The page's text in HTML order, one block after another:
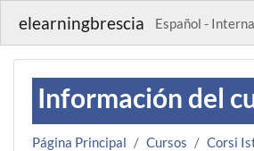
elearningbrescia Español -
Información del
Página Principal Cursos Corsi